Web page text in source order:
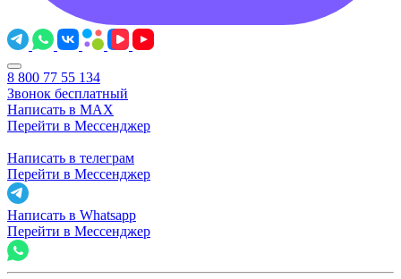
8 800 77 55 134
Звонок бесплатный
Написать в MAX
Перейти в Мессенджер
Написать в телеграм
Перейти в Мессенджер
Написать в Whatsapp
Перейти в Мессенджер